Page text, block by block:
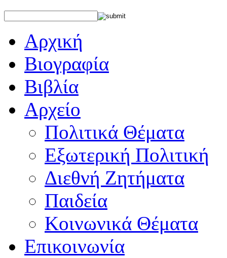
Αρχική
Βιογραφία
Βιβλία
Αρχείο
Πολιτικά Θέματα
Εξωτερική Πολιτική
Διεθνή Ζητήματα
Παιδεία
Κοινωνικά Θέματα
Επικοινωνία